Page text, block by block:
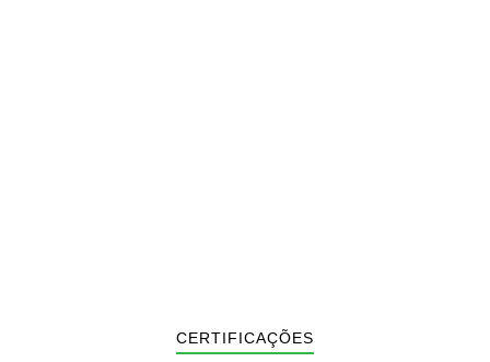
CERTIFICAÇÕES